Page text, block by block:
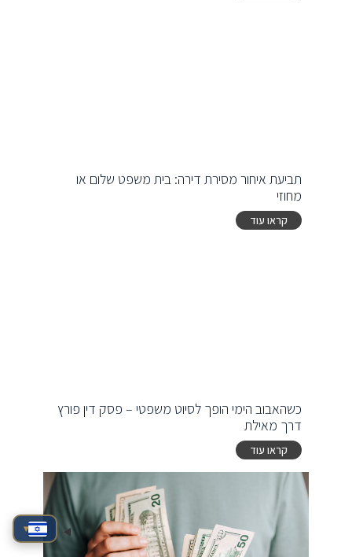
תביעת איחור מסירת דירה: בית משפט שלום או
מחוזי
קראו עוד
כשהאבוב הימי הופך לסיוט משפטי – פסק דין פורץ
דרך מאילת
קראו עוד
▾